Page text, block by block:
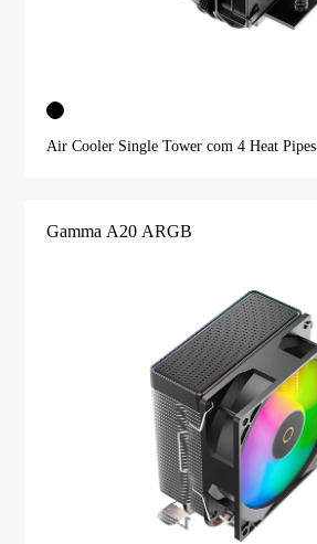
Air Cooler Single Tower com 4 Heat Pipes
Gamma A20 ARGB